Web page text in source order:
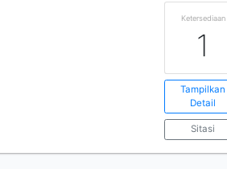
Ketersediaan
1
Tampilkan
Detail
Sitasi